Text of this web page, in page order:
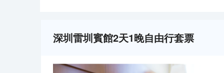
深圳雷圳賓館2天1晚自由行套票